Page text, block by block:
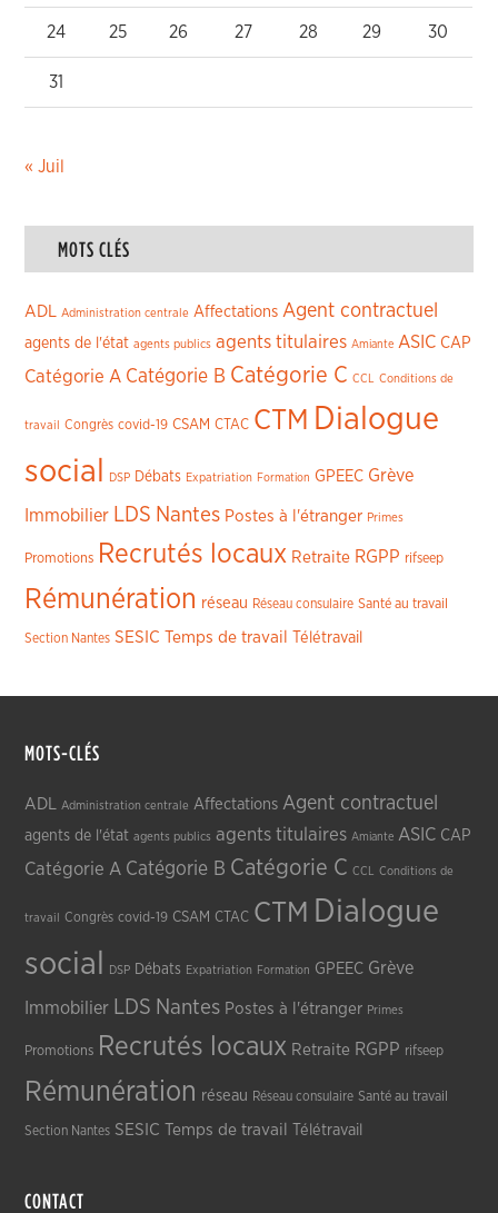
24 25 26 27 28 29 30
31
« Juil
MOTS CLÉS
ADL Administration centrale Affectations Agent contractuel
agents de l'état agents publics agents titulaires Amiante ASIC CAP
Catégorie A Catégorie B Catégorie C CCL Conditions de
travail Congrès covid-19 CSAM CTAC CTM Dialogue
social
DSP Débats Expatriation Formation GPEEC Grève
Immobilier LDS Nantes Postes à l'étranger Primes
Promotions Recrutés locaux Retraite RGPP rifseep
Rémunération réseau Réseau consulaire Santé au travail
Section Nantes SESIC Temps de travail Télétravail
MOTS-CLÉS
ADL Administration centrale Affectations Agent contractuel
agents de l'état agents publics agents titulaires Amiante ASIC CAP
Catégorie A Catégorie B Catégorie C CCL Conditions de
travail Congrès covid-19 CSAM CTAC CTM Dialogue
social
DSP Débats Expatriation Formation GPEEC Grève
Immobilier LDS Nantes Postes à l'étranger Primes
Promotions Recrutés locaux Retraite RGPP rifseep
Rémunération réseau Réseau consulaire Santé au travail
Section Nantes SESIC Temps de travail Télétravail
CONTACT